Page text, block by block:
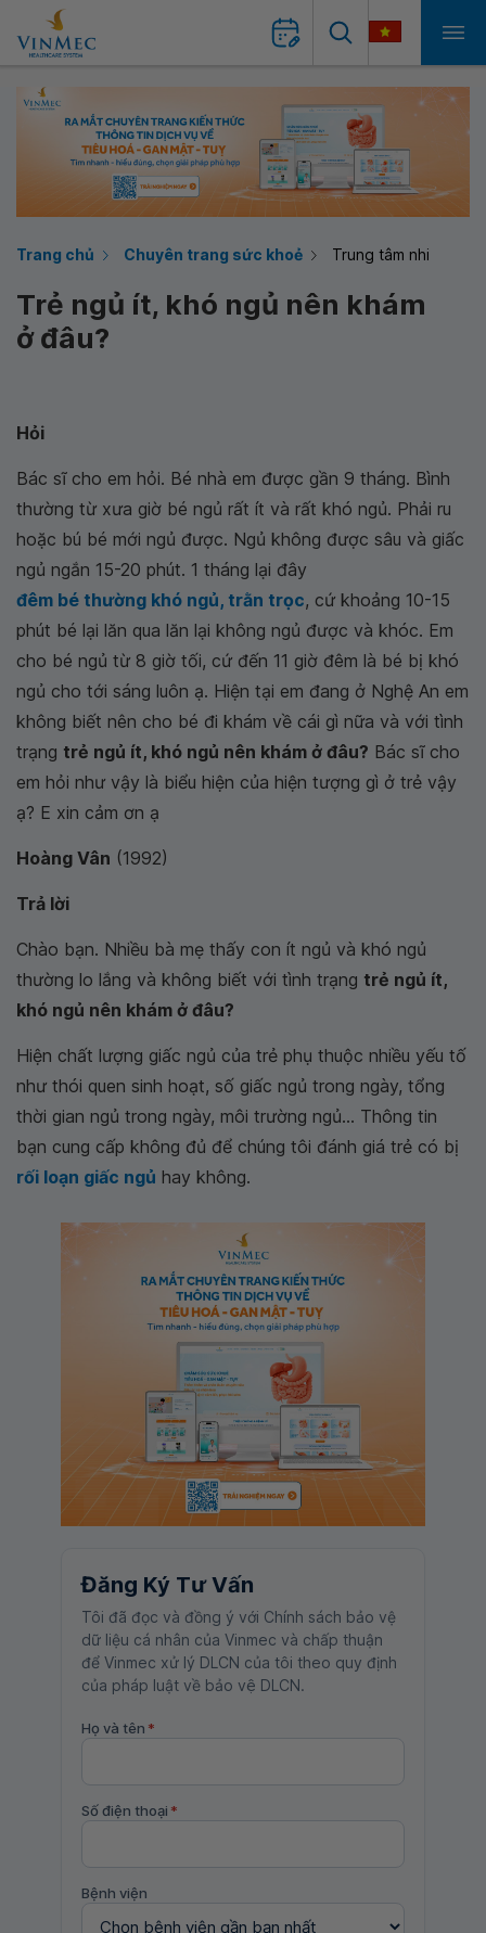
Trang chủ Chuyên trang sức khoẻ Trung tâm nhi
Trẻ ngủ ít, khó ngủ nên khám
ở đâu?
Hỏi
Bác sĩ cho em hỏi. Bé nhà em được gần 9 tháng. Bình
thường từ xưa giờ bé ngủ rất ít và rất khó ngủ. Phải ru
hoặc bú bé mới ngủ được. Ngủ không được sâu và giấc
ngủ ngắn 15-20 phút. 1 tháng lại đây
đêm bé thường khó ngủ, trằn trọc, cứ khoảng 10-15
phút bé lại lăn qua lăn lại không ngủ được và khóc. Em
cho bé ngủ từ 8 giờ tối, cứ đến 11 giờ đêm là bé bị khó
ngủ cho tới sáng luôn ạ. Hiện tại em đang ở Nghệ An em
không biết nên cho bé đi khám về cái gì nữa và với tình
trạng trẻ ngủ ít, khó ngủ nên khám ở đâu? Bác sĩ cho
em hỏi như vậy là biểu hiện của hiện tượng gì ở trẻ vậy
ạ? E xin cảm ơn ạ
Hoàng Vân (1992)
Trả lời
Chào bạn. Nhiều bà mẹ thấy con ít ngủ và khó ngủ
thường lo lắng và không biết với tình trạng trẻ ngủ ít,
khó ngủ nên khám ở đâu?
Hiện chất lượng giấc ngủ của trẻ phụ thuộc nhiều yếu tố
như thói quen sinh hoạt, số giấc ngủ trong ngày, tổng
thời gian ngủ trong ngày, môi trường ngủ... Thông tin
bạn cung cấp không đủ để chúng tôi đánh giá trẻ có bị
rối loạn giấc ngủ hay không.
Đăng Ký Tư Vấn
Tôi đã đọc và đồng ý với Chính sách bảo vệ
dữ liệu cá nhân của Vinmec và chấp thuận
để Vinmec xử lý DLCN của tôi theo quy định
của pháp luật về bảo vệ DLCN.
Họ và tên *
Số điện thoại *
Bệnh viện